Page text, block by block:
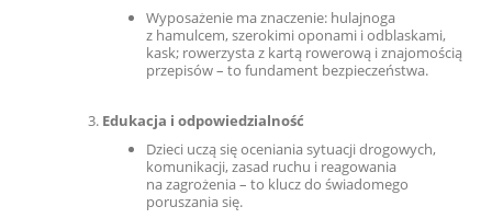
Wyposażenie ma znaczenie: hulajnoga
z hamulcem, szerokimi oponami i odblaskami,
kask; rowerzysta z kartą rowerową i znajomością
przepisów – to fundament bezpieczeństwa.
Edukacja i odpowiedzialność
Dzieci uczą się oceniania sytuacji drogowych,
komunikacji, zasad ruchu i reagowania
na zagrożenia – to klucz do świadomego
poruszania się.